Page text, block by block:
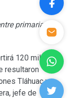
primarias y
120 millones
resultaron
Tláhuac y
jefe de